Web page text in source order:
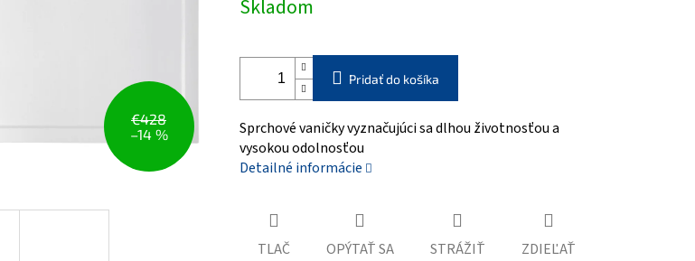
€428
–14 %
cena:
Skladom
Pridať do košíka
Sprchové vaničky vyznačujúci sa dlhou životnosťou a
vysokou odolnosťou
Detailné informácie
TLAČ OPÝTAŤ SA STRÁŽIŤ ZDIEĽAŤ